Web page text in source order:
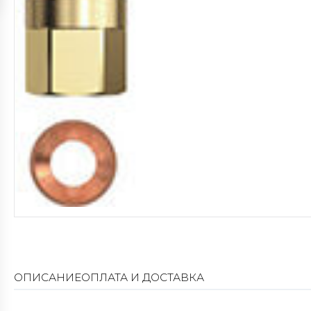
ОПИСАНИЕОПЛАТА И ДОСТАВКА